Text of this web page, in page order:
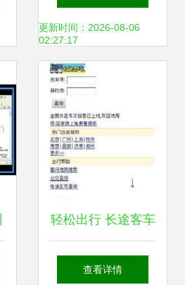
华普信息技术配套
服务赋能之旅
更新时间：2026-08-06
02:27:17
轻松出行 长途客车
查询Pad版下载与
查看详情